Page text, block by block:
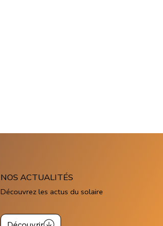
NOS ACTUALITÉS
Découvrez les actus du solaire